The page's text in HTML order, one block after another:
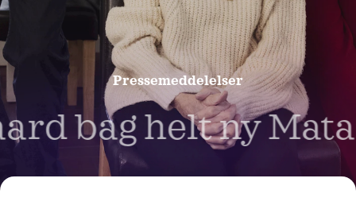
Pressemeddelelser
bag helt ny